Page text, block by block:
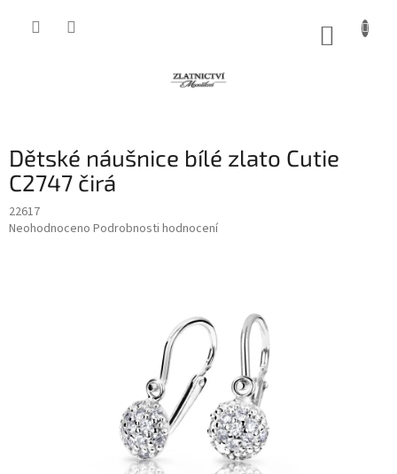
Dětské náušnice bílé zlato Cutie
C2747 čirá
22617
Průměrné
Neohodnoceno Podrobnosti hodnocení